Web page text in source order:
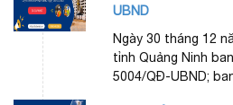
UBND
Ngày 30 tháng 12
tỉnh Quảng Ninh
5004/QĐ-UBND;